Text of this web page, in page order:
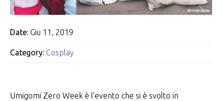
Date: Giu 11, 2019
Category: Cosplay
Umigomi Zero Week è l'evento che si è svolto in